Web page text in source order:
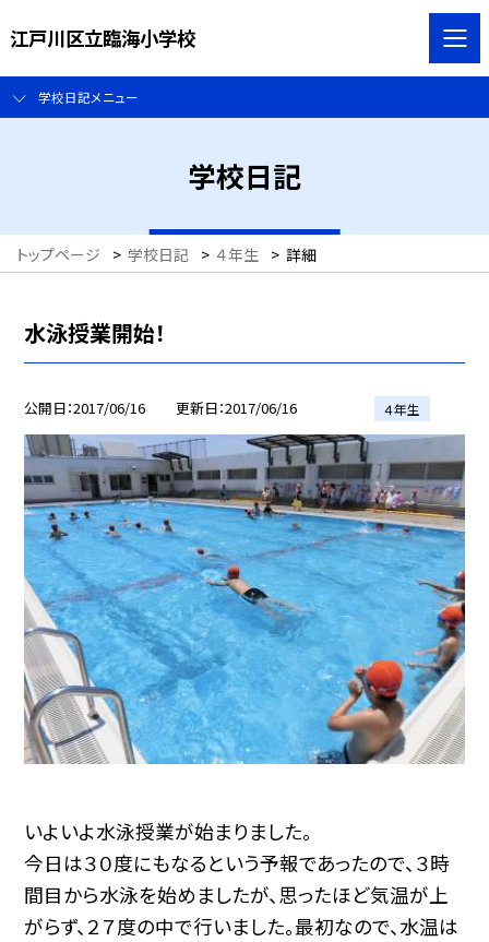
江戸川区立臨海小学校
学校日記メニュー
学校日記
トップページ > 学校日記 > ４年生 > 詳細
水泳授業開始！
公開日 2017/06/16 更新日 2017/06/16 ４年生
いよいよ水泳授業が始まりました。
今日は３０度にもなるという予報であったので、３時
間目から水泳を始めましたが、思ったほど気温が上
がらず、２７度の中で行いました。最初なので、水温は